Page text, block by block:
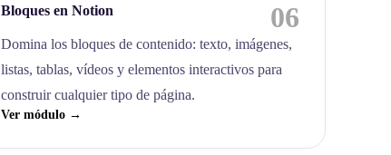
Bloques en Notion 06
Domina los bloques de contenido: texto, imágenes,
listas, tablas, vídeos y elementos interactivos para
construir cualquier tipo de página.
Ver módulo →